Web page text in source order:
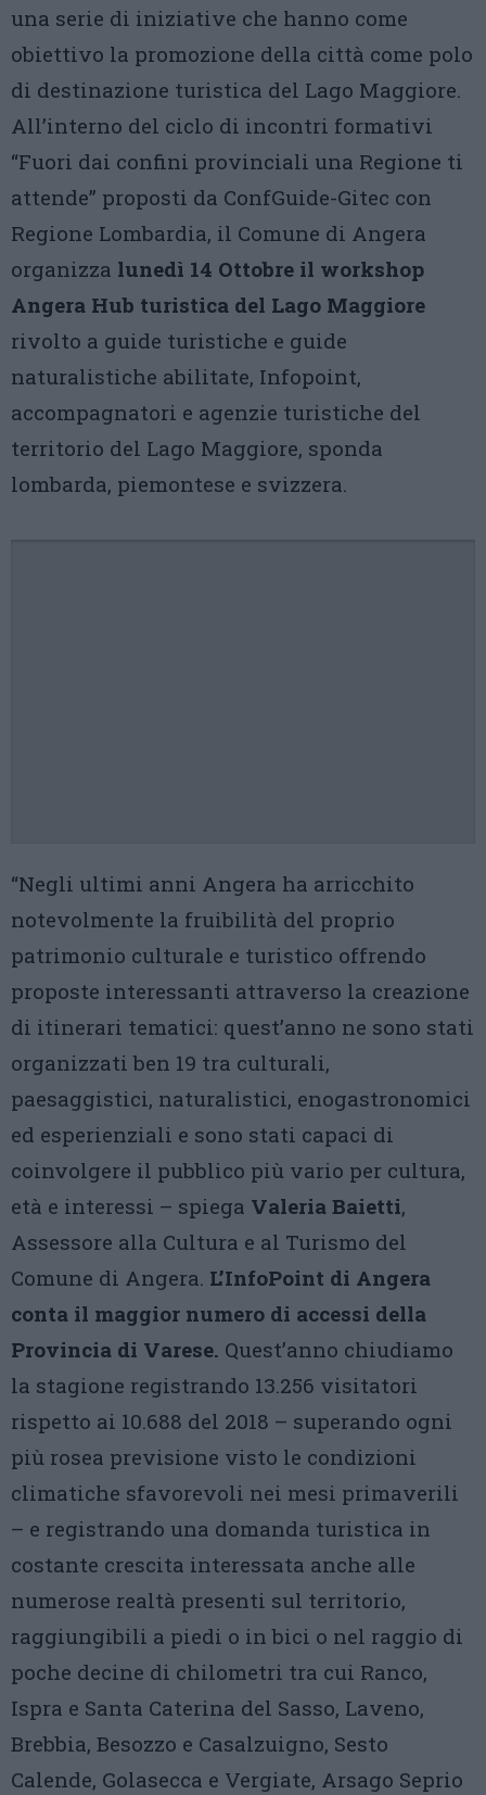
una serie di iniziative che hanno come
obiettivo la promozione della città come polo
di destinazione turistica del Lago Maggiore.
All’interno del ciclo di incontri formativi
“Fuori dai confini provinciali una Regione ti
attende” proposti da ConfGuide-Gitec con
Regione Lombardia, il Comune di Angera
organizza lunedì 14 Ottobre il workshop
Angera Hub turistica del Lago Maggiore
rivolto a guide turistiche e guide
naturalistiche abilitate, Infopoint,
accompagnatori e agenzie turistiche del
territorio del Lago Maggiore, sponda
lombarda, piemontese e svizzera.
“Negli ultimi anni Angera ha arricchito
notevolmente la fruibilità del proprio
patrimonio culturale e turistico offrendo
proposte interessanti attraverso la creazione
di itinerari tematici: quest’anno ne sono stati
organizzati ben 19 tra culturali,
paesaggistici, naturalistici, enogastronomici
ed esperienziali e sono stati capaci di
coinvolgere il pubblico più vario per cultura,
età e interessi – spiega Valeria Baietti,
Assessore alla Cultura e al Turismo del
Comune di Angera. L’InfoPoint di Angera
conta il maggior numero di accessi della
Provincia di Varese. Quest’anno chiudiamo
la stagione registrando 13.256 visitatori
rispetto ai 10.688 del 2018 – superando ogni
più rosea previsione visto le condizioni
climatiche sfavorevoli nei mesi primaverili
– e registrando una domanda turistica in
costante crescita interessata anche alle
numerose realtà presenti sul territorio,
raggiungibili a piedi o in bici o nel raggio di
poche decine di chilometri tra cui Ranco,
Ispra e Santa Caterina del Sasso, Laveno,
Brebbia, Besozzo e Casalzuigno, Sesto
Calende, Golasecca e Vergiate, Arsago Seprio